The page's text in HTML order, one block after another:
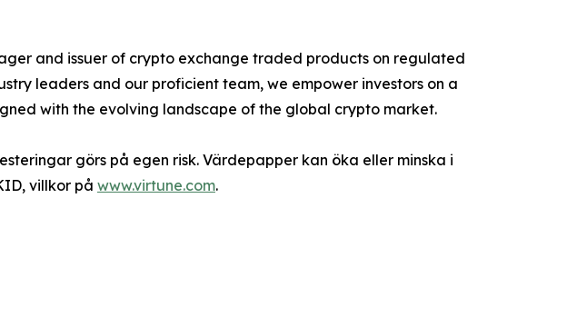
and issuer of crypto exchange traded products on regulated
leaders and our proficient team, we empower investors on a
with the evolving landscape of the global crypto market.
görs på egen risk. Värdepapper kan öka eller minska i
villkor på www.virtune.com.